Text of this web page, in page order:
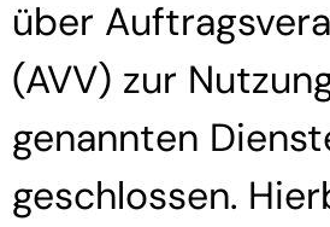
über
(AVV) zur
genannten
geschlossen.